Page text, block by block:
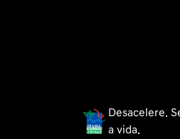
Desacelere.
a vida.